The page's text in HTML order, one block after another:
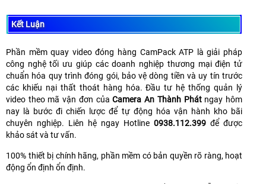
Kết Luận
Phần mềm quay video đóng hàng CamPack ATP là giải pháp
công nghệ tối ưu giúp các doanh nghiệp thương mại điện tử
chuẩn hóa quy trình đóng gói, bảo vệ dòng tiền và uy tín trước
các khiếu nại thất thoát hàng hóa. Đầu tư hệ thống quản lý
video theo mã vận đơn củaCamera An Thành Phátngay hôm
nay là bước đi chiến lược để tự động hóa vận hành kho bãi
chuyên nghiệp. Liên hệ ngay Hotline 0938.112.399 để được
khảo sát và tư vấn.
100% thiết bị chính hãng, phần mềm có bản quyền rõ ràng, hoạt
động ổn định ổn định.